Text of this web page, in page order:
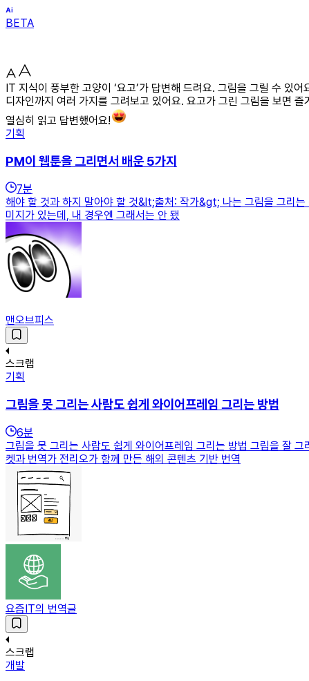
BETA
IT 지식이 풍부한 고양이 ‘요고’가 답변해 드려요. 그림을 그릴 수 있
디자인까지 여러 가지를 그려보고 있어요. 요고가 그린 그림을 보면 즐
열심히 읽고 답변했어요!
기획
PM이 웹툰을 그리면서 배운 5가지
7분
해야 할 것과 하지 말아야 할 것&lt;출처: 작가&gt; 나는 그림을 그리
미지가 있는데, 내 경우엔 그래서는 안 됐
맨오브피스
스크랩
기획
그림을 못 그리는 사람도 쉽게 와이어프레임 그리는 방법
6분
그림을 못 그리는 사람도 쉽게 와이어프레임 그리는 방법 그림을 잘
켓과 번역가 전리오가 함께 만든 해외 콘텐츠 기반 번역
요즘IT의 번역글
스크랩
개발